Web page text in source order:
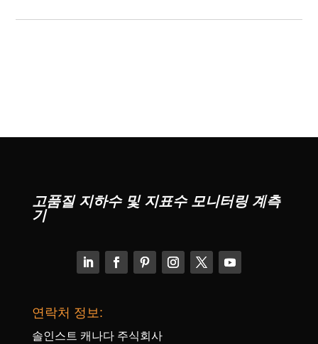
고품질 지하수 및 지표수 모니터링 계측
기
연락처 정보:
솔인스트 캐나다 주식회사